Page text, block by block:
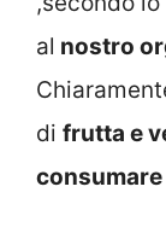
al nostro
di frutta e